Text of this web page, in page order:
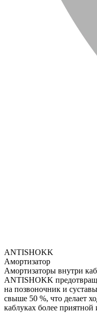
ANTISHOKK
Амортизатор
Амортизаторы внутри
ANTISHOKK
на позвоночник и
свыше 50 %, что делает
каблуках более